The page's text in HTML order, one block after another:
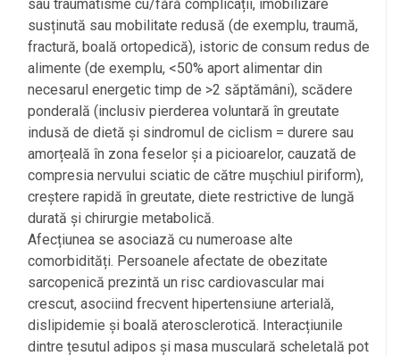
sau traumatisme cu/fără complicații, imobilizare
susținută sau mobilitate redusă (de exemplu, traumă,
fractură, boală ortopedică), istoric de consum redus de
alimente (de exemplu, <50% aport alimentar din
necesarul energetic timp de >2 săptămâni), scădere
ponderală (inclusiv pierderea voluntară în greutate
indusă de dietă și sindromul de ciclism = durere sau
amorțeală în zona feselor și a picioarelor, cauzată de
compresia nervului sciatic de către mușchiul piriform),
creștere rapidă în greutate, diete restrictive de lungă
durată și chirurgie metabolică.
Afecțiunea se asociază cu numeroase alte
comorbidități. Persoanele afectate de obezitate
sarcopenică prezintă un risc cardiovascular mai
crescut, asociind frecvent hipertensiune arterială,
dislipidemie și boală aterosclerotică. Interacțiunile
dintre țesutul adipos și masa musculară scheletală pot